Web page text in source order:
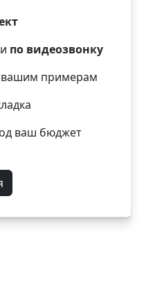
по видеозвонку
вашим примерам
ваш бюджет